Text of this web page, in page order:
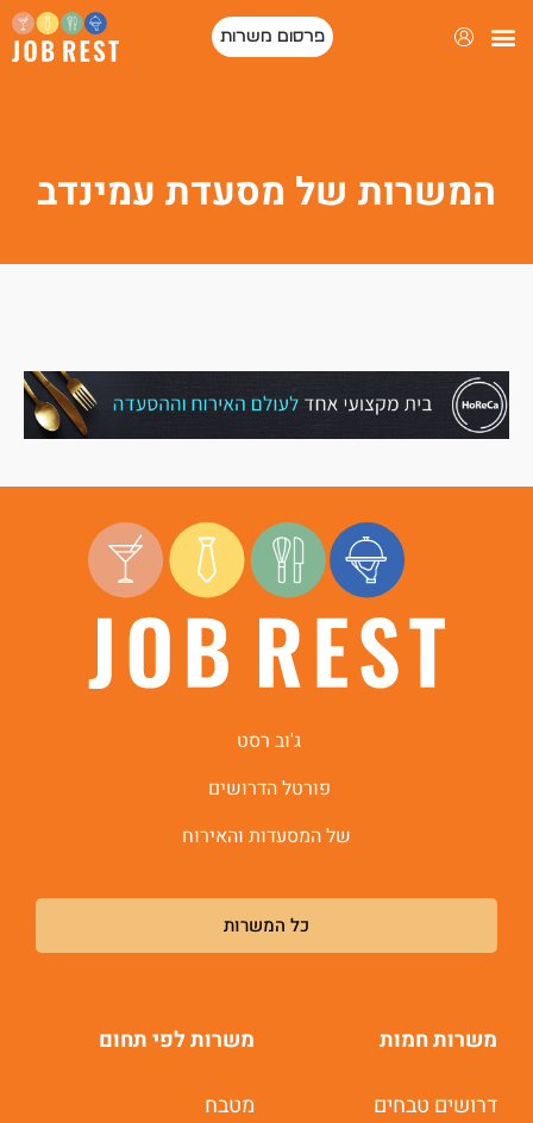
פרסום משרות
המשרות של מסעדת עמינדב
ג'וב רסט
פורטל הדרושים
של המסעדות והאירוח
כל המשרות
משרות חמות
דרושים טבחים
משרות לפי תחום
מטבח
היי, אני סיגי
הצ'אטבוט החכמה
של